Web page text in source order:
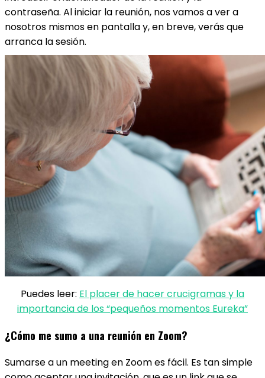
contraseña. Al iniciar la reunión, nos vamos a ver a
nosotros mismos en pantalla y, en breve, verás que
arranca la sesión.
Puedes leer: El placer de hacer crucigramas y la
importancia de los “pequeños momentos Eureka”
¿Cómo me sumo a una reunión en Zoom?
Sumarse a un meeting en Zoom es fácil. Es tan simple